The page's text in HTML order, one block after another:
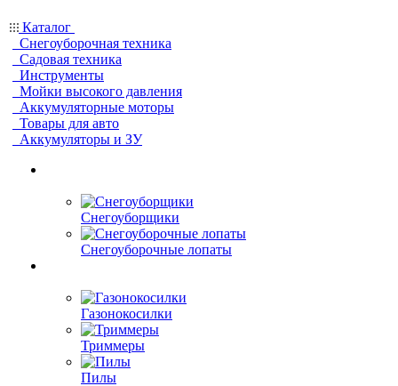
Каталог
Снегоуборочная техника
Садовая техника
Инструменты
Мойки высокого давления
Аккумуляторные моторы
Товары для авто
Аккумуляторы и ЗУ
Снегоуборщики
Снегоуборочные лопаты
Газонокосилки
Триммеры
Пилы